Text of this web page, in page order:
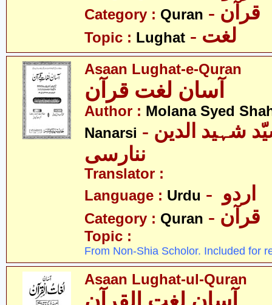
Category : Quran - قرآن
Topic : Lughat - لغت
Asaan Lughat-e-Quran
Author : Molana Syed
Nanarsi - مولانا سیّد شہید الدین
ننارسی
Translator :
Language : Urdu
Category : Quran - قرآن
Topic :
From Non-Shia Scholor. Included for
Asaan Lughat-ul-Quran